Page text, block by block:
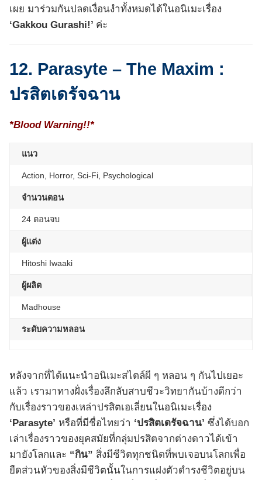
เผย มาร่วมกันปลดเงื่อนงำทั้งหมดได้ในอนิเมะเรื่อง
‘Gakkou Gurashi!’ ค่ะ
12. Parasyte – The Maxim :
ปรสิตเดรัจฉาน
*Blood Warning!!*
แนว
Action, Horror, Sci-Fi, Psychological
จำนวนตอน
24 ตอนจบ
ผู้แต่ง
Hitoshi Iwaaki
ผู้ผลิต
Madhouse
ระดับความหลอน
หลังจากที่ได้แนะนำอนิเมะสไตล์ผี ๆ หลอน ๆ กันไปเยอะ
แล้ว เรามาทางฝั่งเรื่องลึกลับสาบชีวะวิทยากันบ้างดีกว่า
กับเรื่องราวของเหล่าปรสิตเอเลี่ยนในอนิเมะเรื่อง
‘Parasyte’ หรือที่มีชื่อไทยว่า ‘ปรสิตเดรัจฉาน’ ซึ่งได้บอก
เล่าเรื่องราวของยุคสมัยที่กลุ่มปรสิตจากต่างดาวได้เข้า
มายังโลกและ “กิน” สิ่งมีชีวิตทุกชนิดที่พบเจอบนโลกเพื่อ
ยืดส่วนหัวของสิ่งมีชีวิตนั้นในการแฝงตัวดำรงชีวิตอยู่บน